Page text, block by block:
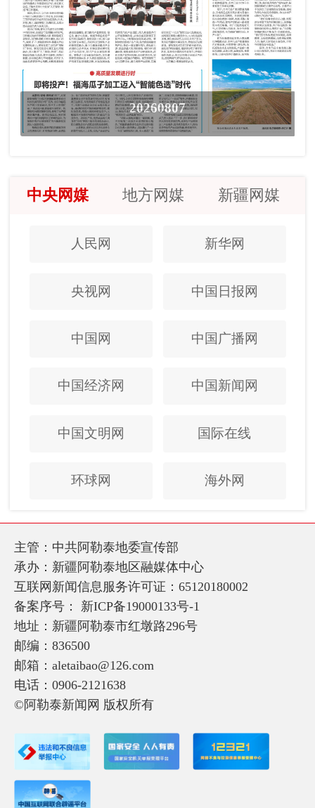
20260807
中央网媒 地方网媒 新疆网媒
人民网 新华网
央视网 中国日报网
中国网 中国广播网
中国经济网 中国新闻网
中国文明网 国际在线
环球网 海外网
主管：中共阿勒泰地委宣传部
承办：新疆阿勒泰地区融媒体中心
互联网新闻信息服务许可证：65120180002
备案序号： 新ICP备19000133号-1
地址：新疆阿勒泰市红墩路296号
邮编：836500
邮箱：aletaibao@126.com
电话：0906-2121638
©阿勒泰新闻网 版权所有